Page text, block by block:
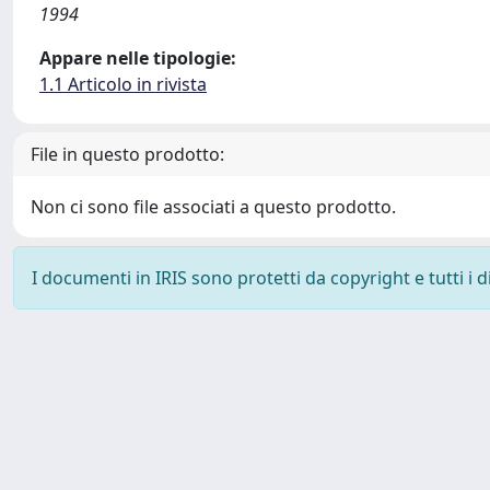
1994
Appare nelle tipologie:
1.1 Articolo in rivista
File in questo prodotto:
Non ci sono file associati a questo prodotto.
I documenti in IRIS sono protetti da copyright e tutti i